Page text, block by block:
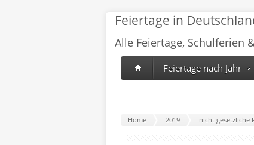
Feiertage in
Alle Feiertage, Schulferien
Feiertage nach Jahr
Home 2019 nicht gesetzliche